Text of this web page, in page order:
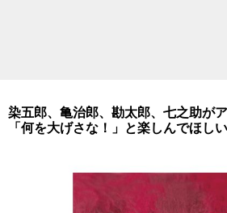
染五郎、亀治郎、勘太郎、七之助が
「何を大げさな！」と楽しんでほしい